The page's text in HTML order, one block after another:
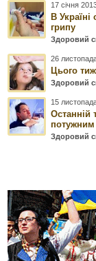
17 січня
В
грипу
Здоровий
26
Цього
Здоровий
15
Останній
потужним
Здоровий